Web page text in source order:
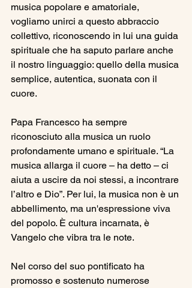
musica popolare e amatoriale,
vogliamo unirci a questo abbraccio
collettivo, riconoscendo in lui una guida
spirituale che ha saputo parlare anche
il nostro linguaggio: quello della musica
semplice, autentica, suonata con il
cuore.
Papa Francesco ha sempre
riconosciuto alla musica un ruolo
profondamente umano e spirituale. “La
musica allarga il cuore – ha detto – ci
aiuta a uscire da noi stessi, a incontrare
l’altro e Dio”. Per lui, la musica non è un
abbellimento, ma un'espressione viva
del popolo. È cultura incarnata, è
Vangelo che vibra tra le note.
Nel corso del suo pontificato ha
promosso e sostenuto numerose